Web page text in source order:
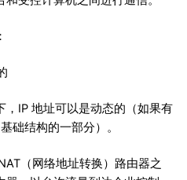
IP 地址可以是动态的（如果有
础结构的一部分）。
（网络地址转换）路由器之